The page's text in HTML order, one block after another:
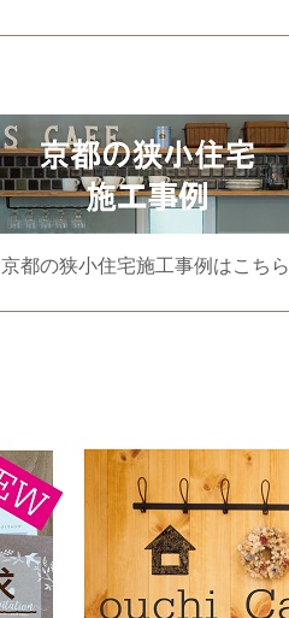
京都の狭小住宅施工事例はこちら